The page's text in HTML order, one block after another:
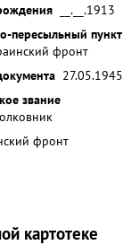
__.__.1913
пересыльный пункт
фронт
27.05.1945
звание
фронт
картотеке